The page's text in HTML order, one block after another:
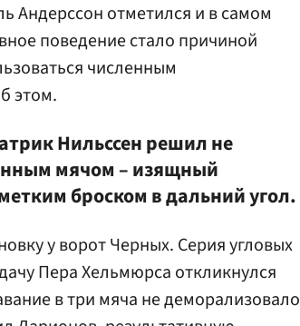
Андерcсон отметился и в самом
поведение стало причиной
численным
этом.
Нильссен решил не
мячом – изящный
броском в дальний угол.
у ворот Черных. Серия угловых
Пера Хельмюрса откликнулся
в три мяча не деморализовало